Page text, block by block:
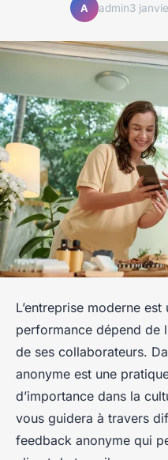
A admin3
L’entreprise moderne
performance dépend de
de ses collaborateurs.
anonyme est une
d’importance dans la
vous guidera à travers
feedback anonyme qui